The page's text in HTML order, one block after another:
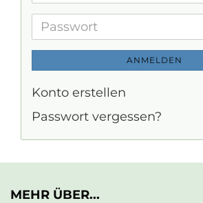
Adresse
Passwort
ANMELDEN
Konto erstellen
Passwort vergessen?
MEHR ÜBER...